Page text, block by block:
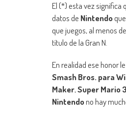
El (*) esta vez significa
datos de Nintendo
que juegos, al menos
título de la Gran N.
En realidad ese honor
Smash Bros. para
Maker,Super Mario
Nintendono hay